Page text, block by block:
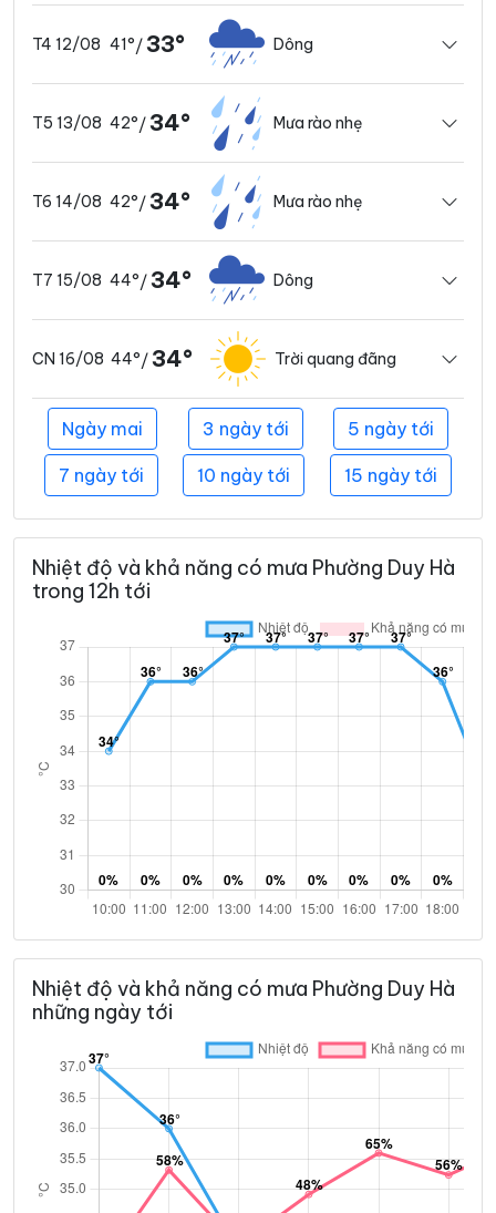
T4 12/08 41°/ 33° Dông
T5 13/08 42°/ 34° Mưa rào nhẹ
T6 14/08 42°/ 34° Mưa rào nhẹ
T7 15/08 44°/ 34° Dông
CN 16/08 44°/ 34° Trời quang đãng
Ngày mai 3 ngày tới 5 ngày tới
7 ngày tới 10 ngày tới 15 ngày tới
Nhiệt độ và khả năng có mưa Phường Duy Hà
trong 12h tới
Nhiệt độ và khả năng có mưa Phường Duy Hà
những ngày tới